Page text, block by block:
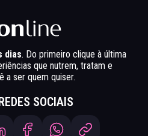
dias. Do primeiro clique à última
que nutrem, tratam e
a ser quem quiser.
SOCIAIS